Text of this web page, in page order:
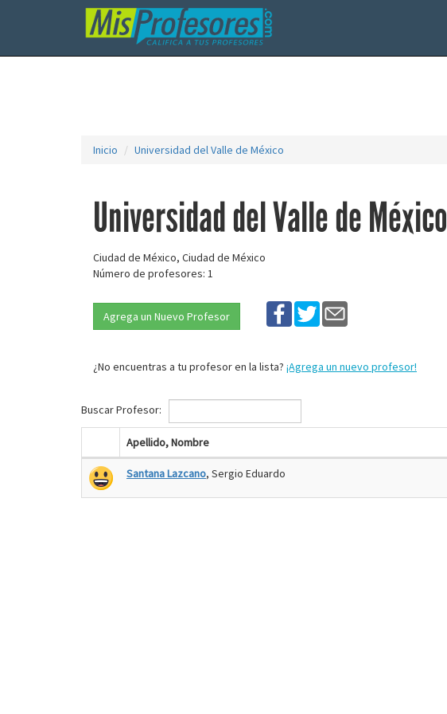
Inicio Universidad del Valle de México
Universidad del Valle de México
Ciudad de México, Ciudad de México
Número de profesores: 1
Agrega un Nuevo Profesor
¿No encuentras a tu profesor en la lista? ¡Agrega un nuevo profesor!
Buscar Profesor:
Apellido, Nombre
Santana Lazcano, Sergio Eduardo